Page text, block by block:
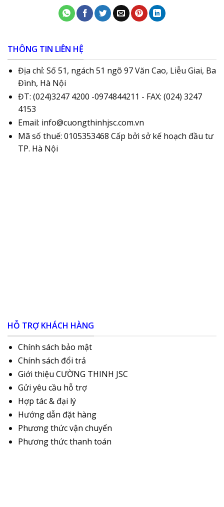
THÔNG TIN LIÊN HỆ
Địa chỉ: Số 51, ngách 51 ngõ 97 Văn Cao, Liễu Giai, Ba
Đình, Hà Nội
ĐT: (024)3247 4200 -0974844211 - FAX: (024) 3247
4153
Email: info@cuongthinhjsc.com.vn
Mã số thuế: 0105353468 Cấp bởi sở kế hoạch đầu tư
TP. Hà Nội
HỖ TRỢ KHÁCH HÀNG
Chính sách bảo mật
Chính sách đổi trả
Giới thiệu CƯỜNG THINH JSC
Gửi yêu cầu hỗ trợ
Hợp tác & đại lý
Hướng dẫn đặt hàng
Phương thức vận chuyển
Phương thức thanh toán